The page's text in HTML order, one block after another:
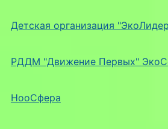
Детская организация
РДДМ "Движение Первых"
НооСфера